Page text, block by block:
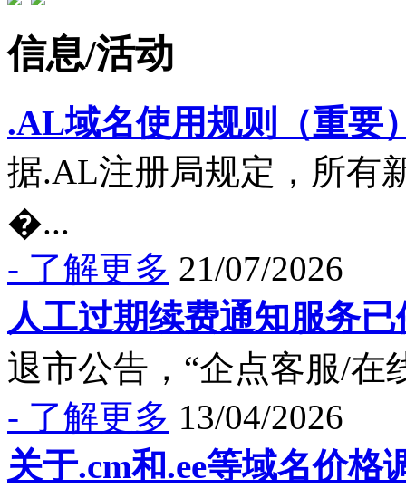
信息/活动
.AL域名使用规则（重要
据.AL注册局规定，所有
�...
- 了解更多 21/07/2026
人工过期续费通知服务已
退市公告，“企点客服/
- 了解更多 13/04/2026
关于.cm和.ee等域名价格